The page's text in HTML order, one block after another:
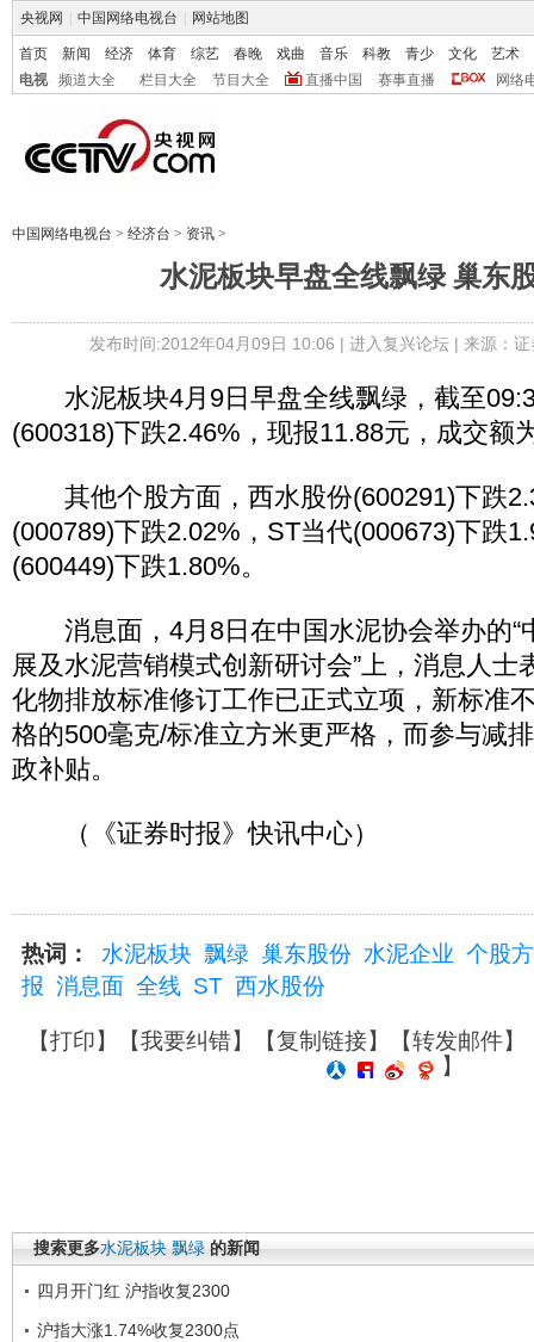
央视网 中国网络电视台 网站地图
首页 新闻 经济 体育 综艺 春晚 戏曲 音乐 科教 青少 文化
艺术
电视
频道大全 栏目大全 节目大全 直播中国 赛事直播 网络
中国网络电视台 > 经济台 > 资讯 >
水泥板块早盘全线飘绿 巢东
发布时间:2012年04月09日 10:06 | 进入复兴论坛| 来源：
水泥板块4月9日早盘全线飘绿，截至
(600318)下跌2.46%，现报11.88元，成交额
其他个股方面，西水股份(600291)下跌
(000789)下跌2.02%，ST当代(000673)下跌
(600449)下跌1.80%。
消息面，4月8日在中国水泥协会举办的“
展及水泥营销模式创新研讨会”上，消息人士
化物排放标准修订工作已正式立项，新标准
格的500毫克/标准立方米更严格，而参与减
政补贴。
（《证券时报》快讯中心）
热词： 水泥板块 飘绿 巢东股份 水泥企业 个股
报 消息面 全线 ST 西水股份
【打印】【我要纠错】【复制链接】【转发邮件】
】
搜索更多水泥板块 飘绿 的新闻
四月开门红 沪指收复2300
沪指大涨1.74%收复2300点